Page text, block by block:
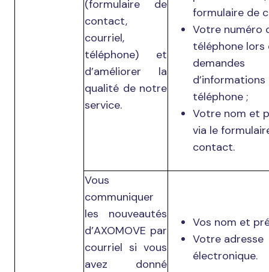
(formulaire de
contact,
courriel,
téléphone) et
d’améliorer la
qualité de notre
service.
formulaire de
Votre numéro
téléphone lors
demandes
d’informations
téléphone ;
Votre nom et
via le
contact.
Vous
communiquer
les nouveautés
d’AXOMOVE par
courriel si vous
avez donné
Vos nom et
Votre adresse
électronique.